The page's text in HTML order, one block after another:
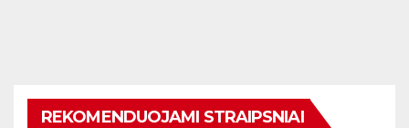
REKOMENDUOJAMI STRAIPSNIAI